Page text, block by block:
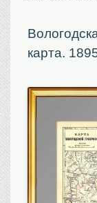
История
Предметы VIP
Портреты
Москва
Прочие
Старинные
карта.